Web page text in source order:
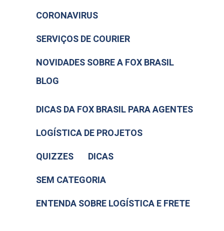
CORONAVIRUS
SERVIÇOS DE COURIER
NOVIDADES SOBRE A FOX BRASIL
BLOG
DICAS DA FOX BRASIL PARA AGENTES
LOGÍSTICA DE PROJETOS
QUIZZES
DICAS
SEM CATEGORIA
ENTENDA SOBRE LOGÍSTICA E FRETE